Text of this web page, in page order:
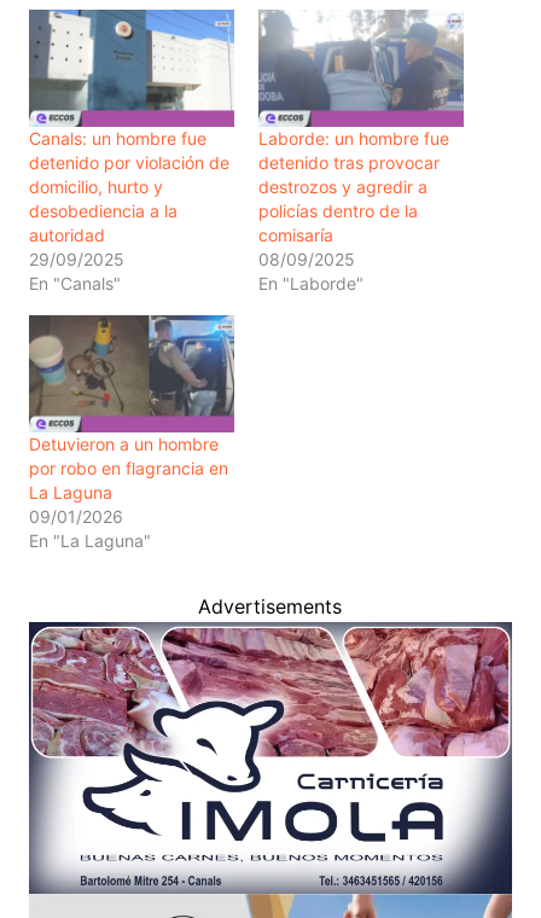
Canals: un hombre fue
detenido por violación de
domicilio, hurto y
desobediencia a la
autoridad
29/09/2025
En "Canals"
Laborde: un hombre fue
detenido tras provocar
destrozos y agredir a
policías dentro de la
comisaría
08/09/2025
En "Laborde"
Detuvieron a un hombre
por robo en flagrancia en
La Laguna
09/01/2026
En "La Laguna"
Advertisements